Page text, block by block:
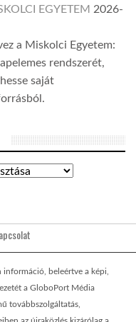
EGYETEM 2026-
a Miskolci Egyetem:
rendszerét,
saját
beleértve a képi,
a GloboPort Média
továbbszolgáltatás,